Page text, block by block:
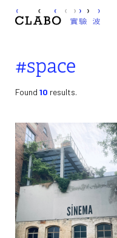
#space
Found 10 results.